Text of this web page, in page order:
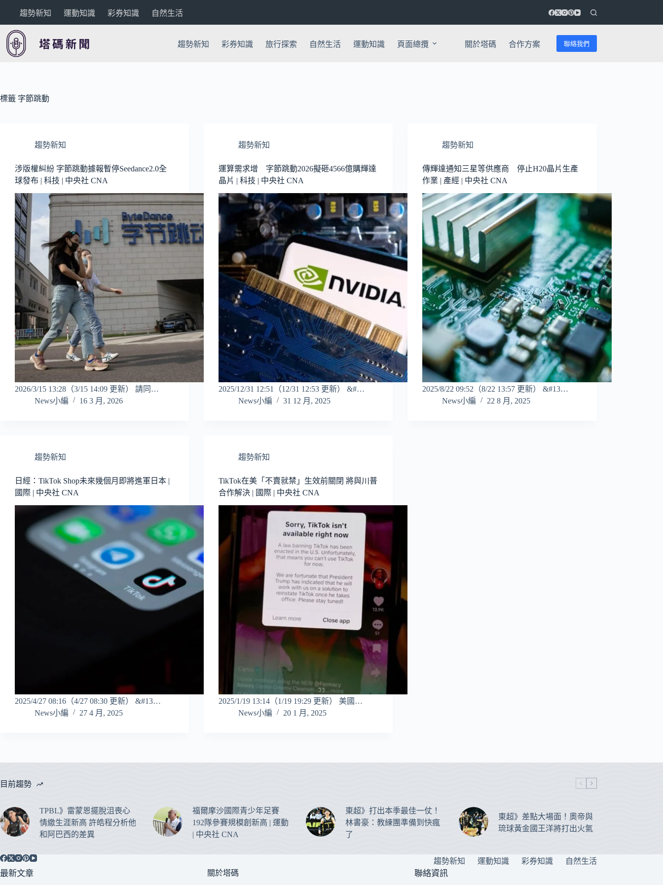
要
內
趨勢新知 運動知識 彩券知識 自然生活
趨勢新知 彩券知識 旅行探索 自然生活 運動知識 頁面總攬 關於塔碼 合作方案 聯絡我們
標籤 字節跳動
趨勢新知
涉版權糾紛 字節跳動據報暫停Seedance2.0全
球發布 | 科技 | 中央社 CNA
2026/3/15 13:28（3/15 14:09 更新） 請同…
News小編
16 3 月, 2026
趨勢新知
運算需求增 字節跳動2026擬砸4566億購輝達
晶片 | 科技 | 中央社 CNA
2025/12/31 12:51（12/31 12:53 更新） &#…
News小編
31 12 月, 2025
趨勢新知
傳輝達通知三星等供應商 停止H20晶片生產
作業 | 產經 | 中央社 CNA
2025/8/22 09:52（8/22 13:57 更新） &#13…
News小編
22 8 月, 2025
趨勢新知
日經：TikTok Shop未來幾個月即將進軍日本 |
國際 | 中央社 CNA
2025/4/27 08:16（4/27 08:30 更新） &#13…
News小編
27 4 月, 2025
趨勢新知
TikTok在美「不賣就禁」生效前關閉 將與川普
合作解決 | 國際 | 中央社 CNA
2025/1/19 13:14（1/19 19:29 更新） 美國…
News小編
20 1 月, 2025
目前趨勢
TPBL》雷蒙恩擺脫沮喪心
情繳生涯新高 許皓程分析他
和阿巴西的差異
福爾摩沙國際青少年足賽
192隊參賽規模創新高 | 運動
| 中央社 CNA
東超》打出本季最佳一仗！
林書豪：教練團準備到快瘋
了
東超》差點大場面！奧帝與
琉球黃金國王洋將打出火氣
趨勢新知 運動知識 彩券知識 自然生活
最新文章 關於塔碼 聯絡資訊